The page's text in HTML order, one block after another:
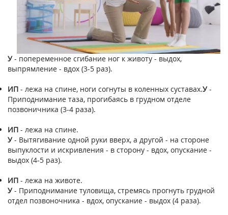
У- попеременное сгибание ног к животу - выдох,
выпрямление - вдох (3-5 раз).
ИП - лежа на спине, ноги согнуты в коленных суставах.У-
Приподнимание таза, прогибаясь в грудном отделе
позвоничника (3-4 раза).
ИП - лежа на спине.
У- Вытягивание одной руки вверх, а другой - на стороне
выпуклости и искривления - в сторону - вдох, опускание -
выдох (4-5 раз).
ИП - лежа на животе.
У- Приподнимание туловища, стремясь прогнуть грудной
отдел позвоночника - вдох, опускание - выдох (4 раза).